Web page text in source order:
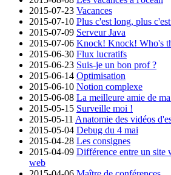
2015-07-23 Vacances
2015-07-10 Plus c'est long, plus
2015-07-09 Serveur Java
2015-07-06 Knock! Knock! Who's
2015-06-30 Flux lucratifs
2015-06-23 Suis-je un bon prof ?
2015-06-14 Optimisation
2015-06-10 Notion complexe
2015-06-08 La meilleure amie de
2015-05-15 Surveille moi !
2015-05-11 Anatomie des vidéos
2015-05-04 Debug du 4 mai
2015-04-28 Les consignes
2015-04-09 Différence entre un site
web